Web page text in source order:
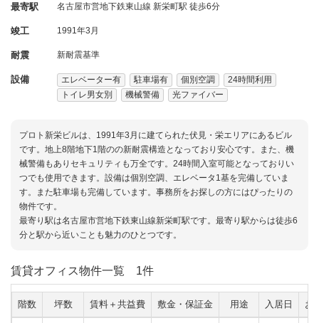
最寄駅 名古屋市営地下鉄東山線 新栄町駅 徒歩6分
竣工 1991年3月
耐震 新耐震基準
設備 エレベーター有 駐車場有 個別空調
24時間利用
トイレ男女別
機械警備 光ファイバー
プロト新栄ビルは、1991年3月に建てられた伏見・栄エリアにあるビル
です。地上8階地下1階のの新耐震構造となっており安心です。また、機
械警備もありセキュリティも万全です。24時間入室可能となっておりい
つでも使用できます。設備は個別空調、エレベータ1基を完備していま
す。また駐車場も完備しています。事務所をお探しの方にはぴったりの
物件です。
最寄り駅は名古屋市営地下鉄東山線新栄町駅です。最寄り駅からは徒歩6
分と駅から近いことも魅力のひとつです。
賃貸オフィス物件一覧 1件
階数 坪数 賃料＋共益費 敷金・保証金 用途 入居日 お